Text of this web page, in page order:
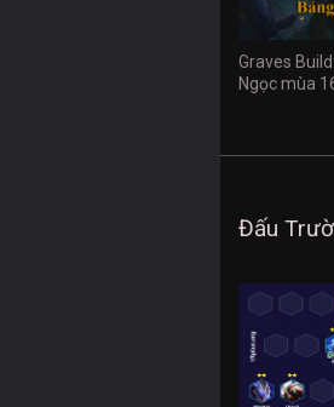
Graves
Ngọc mùa
Đấu